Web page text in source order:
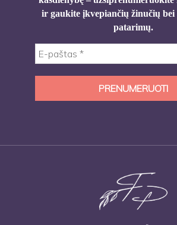
ir gaukite įkvepiančių žinučių bei
patarimų.